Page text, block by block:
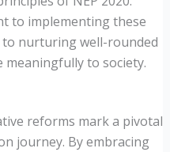
to implementing these
nurturing well-rounded
to society.
reforms mark a pivotal
journey. By embracing